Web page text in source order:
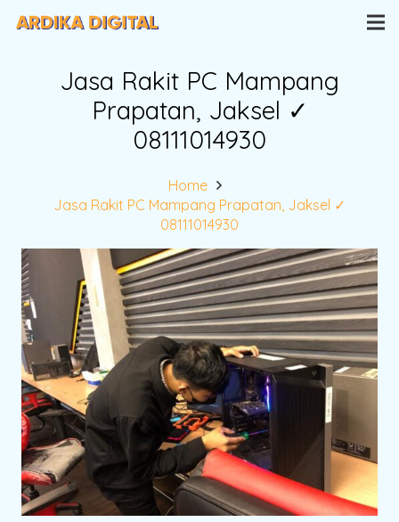
Jasa Rakit PC Mampang
Prapatan, Jaksel ✓
08111014930
Home
Jasa Rakit PC Mampang Prapatan, Jaksel ✓
08111014930